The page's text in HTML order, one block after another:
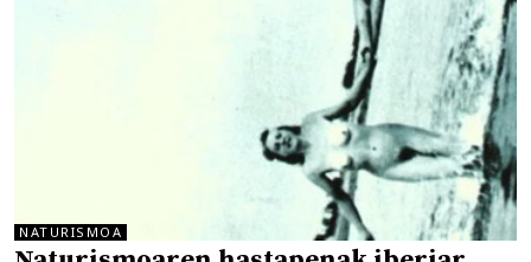
NATURISMOA